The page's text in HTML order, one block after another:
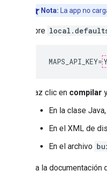
Nota: La app no
Abre
  MAPS_API_KEY=
Haz clic en compilar
En la clase
En el XML de
En el archivo
Consulta la documentación